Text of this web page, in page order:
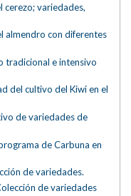
variedades,
almendro con diferentes
tradicional e intensivo
del cultivo del Kiwi en el
de variedades de
de Carbuna en
de variedades.
de variedades